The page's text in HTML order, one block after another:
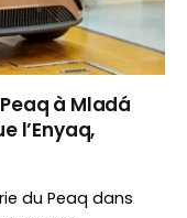
à Mladá
l’Enyaq,
du Peaq dans